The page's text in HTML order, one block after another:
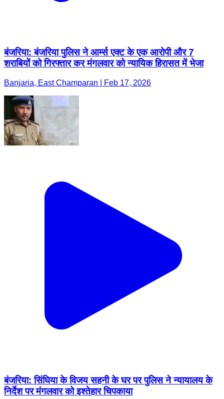
बंजरिया: बंजरिया पुलिस ने आर्म्स एक्ट के एक आरोपी और 7
शराबियों को गिरफ्तार कर मंगलवार को न्यायिक हिरासत में भेजा
Banjaria, East Champaran | Feb 17, 2026
बंजरिया: सिंघिया के विजय सहनी के घर पर पुलिस ने न्यायालय के
निर्देश पर मंगलवार को इश्तेहार चिपकाया